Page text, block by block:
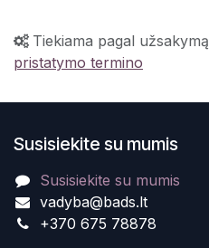
Tiekiama pagal užsakymą
pristatymo termino
Susisiekite su mumis
Susisiekite su mumis
vadyba@bads.lt
+370 675 78878